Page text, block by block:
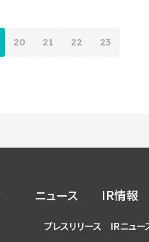
20 21 22 23
ニュース
プレスリリース
IR情報
IRニュー